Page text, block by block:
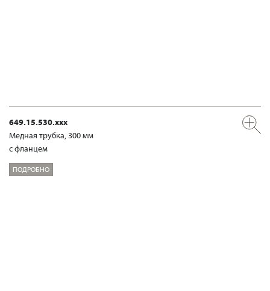
649.15.530.xxx
Медная трубка, 300 мм
с фланцем
ПОДРОБНО